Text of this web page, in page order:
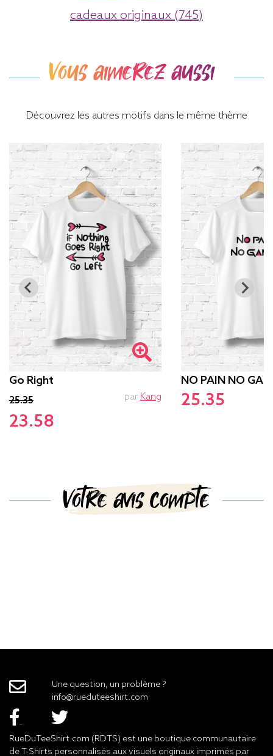
cadeaux originaux (745)
Vous aimerez aussi
Découvrez les autres motifs dans le même thème
Go Right
25.35
23.58
par Kang
NO PAIN NO
25.35
Votre avis compte
Une question, un problème ?
info@rueduteeshirt.com
RueDuTeeShirt.com (RDTS) est une boutique communautaire
de T-Shirts personnalisés aux visuels originaux imprimés par